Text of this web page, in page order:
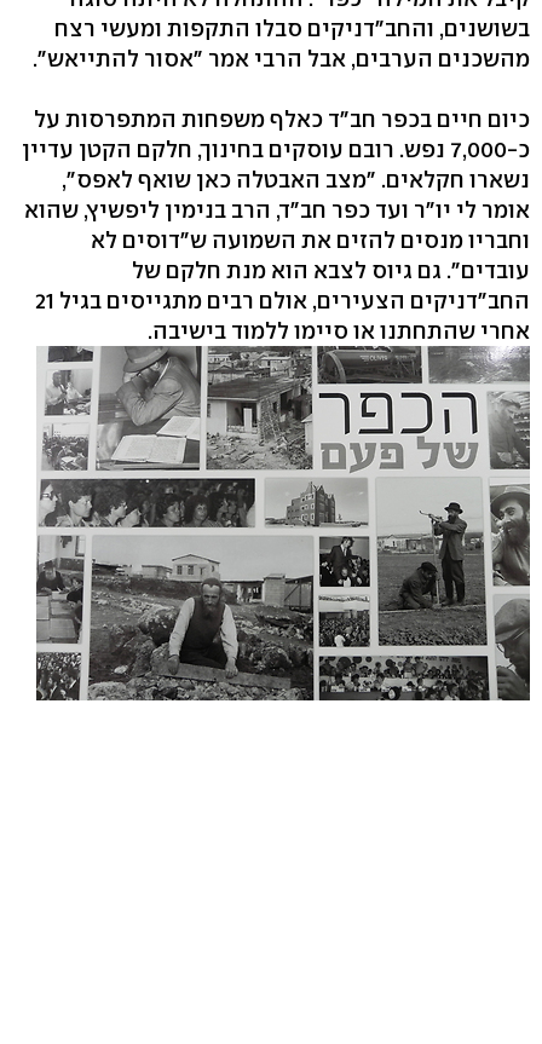
בשושנים, והחב"דניקים סבלו התקפות ומעשי רצח
מהשכנים הערבים, אבל הרבי אמר "אסור להתייאש".
כיום חיים בכפר חב"ד כאלף משפחות המתפרסות על
כ-7,000 נפש. רובם עוסקים בחינוך, חלקם הקטן עדיין
נשארו חקלאים. "מצב האבטלה כאן שואף לאפס",
אומר לי יו"ר ועד כפר חב"ד, הרב בנימין ליפשיץ, שהוא
וחבריו מנסים להזים את השמועה ש"דוסים לא
עובדים". גם גיוס לצבא הוא מנת חלקם של
החב"דניקים הצעירים, אולם רבים מתגייסים בגיל 21
אחרי שהתחתנו או סיימו ללמוד בישיבה.